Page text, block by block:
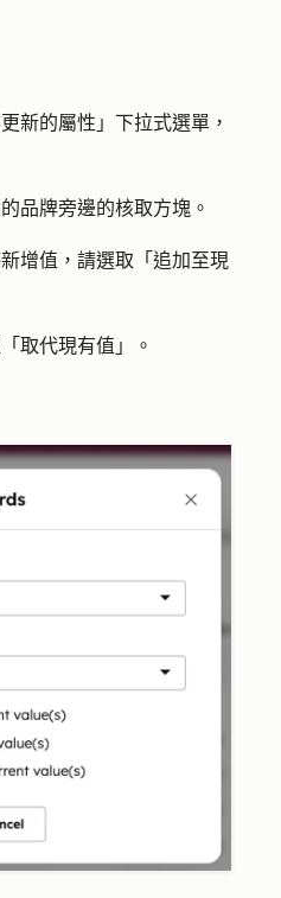
新的屬性 」下拉式選單，
品牌旁邊的核取方塊 。
增值，請選取 「追加至現
「取代現有值」 。